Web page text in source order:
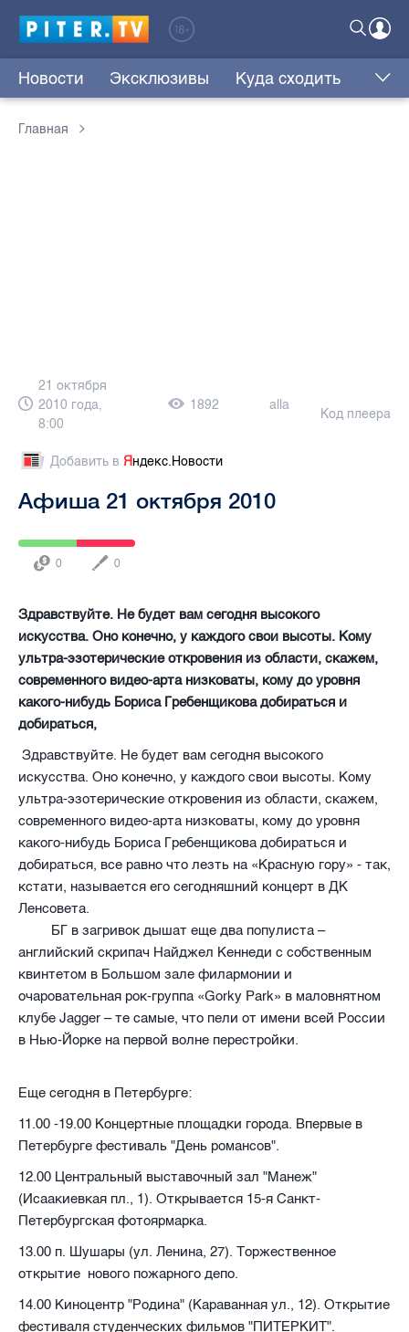
Новости Эксклюзивы Куда сходить
Главная
21 октября
2010 года,
8:00
1892 alla
Код плеера
Добавить в Яндекс.Новости
Афиша 21 октября 2010
0 0
Здравствуйте. Не будет вам сегодня высокого
искусства. Оно конечно, у каждого свои высоты. Кому
ультра-эзотерические откровения из области, скажем,
современного видео-арта низковаты, кому до уровня
какого-нибудь Бориса Гребенщикова добираться и
добираться,
Здравствуйте. Не будет вам сегодня высокого
искусства. Оно конечно, у каждого свои высоты. Кому
ультра-эзотерические откровения из области, скажем,
современного видео-арта низковаты, кому до уровня
какого-нибудь Бориса Гребенщикова добираться и
добираться, все равно что лезть на «Красную гору» - так,
кстати, называется его сегодняшний концерт в ДК
Ленсовета.
БГ в загривок дышат еще два популиста –
английский скрипач Найджел Кеннеди с собственным
квинтетом в Большом зале филармонии и
очаровательная рок-группа «Gorky Park» в маловнятном
клубе Jagger – те самые, что пели от имени всей России
в Нью-Йорке на первой волне перестройки.
Еще сегодня в Петербурге:
11.00 -19.00 Концертные площадки города. Впервые в
Петербурге фестиваль "День романсов".
12.00 Центральный выставочный зал "Манеж"
(Исаакиевкая пл., 1). Открывается 15-я Санкт-
Петербургская фотоярмарка.
13.00 п. Шушары (ул. Ленина, 27). Торжественное
открытие нового пожарного депо.
14.00 Киноцентр "Родина" (Караванная ул., 12). Открытие
фестиваля студенческих фильмов "ПИТЕРКИТ".